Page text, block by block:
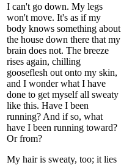
I can't go down. My legs
won't move. It's as if my
body knows something about
the house down there that my
brain does not. The breeze
rises again, chilling
gooseflesh out onto my skin,
and I wonder what I have
done to get myself all sweaty
like this. Have I been
running? And if so, what
have I been running toward?
Or from?
My hair is sweaty, too; it lies